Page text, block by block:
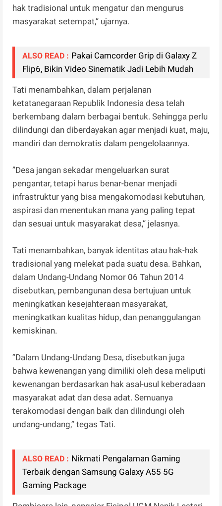
hak tradisional untuk mengatur dan mengurus
masyarakat setempat,” ujarnya.
ALSO READ : Pakai Camcorder Grip di Galaxy Z
Flip6, Bikin Video Sinematik Jadi Lebih Mudah
Tati menambahkan, dalam perjalanan
ketatanegaraan Republik Indonesia desa telah
berkembang dalam berbagai bentuk. Sehingga perlu
dilindungi dan diberdayakan agar menjadi kuat, maju,
mandiri dan demokratis dalam pengelolaannya.
”Desa jangan sekadar mengeluarkan surat
pengantar, tetapi harus benar-benar menjadi
infrastruktur yang bisa mengakomodasi kebutuhan,
aspirasi dan menentukan mana yang paling tepat
dan sesuai untuk masyarakat desa,” jelasnya.
Tati menambahkan, banyak identitas atau hak-hak
tradisional yang melekat pada suatu desa. Bahkan,
dalam Undang-Undang Nomor 06 Tahun 2014
disebutkan, pembangunan desa bertujuan untuk
meningkatkan kesejahteraan masyarakat,
meningkatkan kualitas hidup, dan penanggulangan
kemiskinan.
”Dalam Undang-Undang Desa, disebutkan juga
bahwa kewenangan yang dimiliki oleh desa meliputi
kewenangan berdasarkan hak asal-usul keberadaan
masyarakat adat dan desa adat. Semuanya
terakomodasi dengan baik dan dilindungi oleh
undang-undang,” tegas Tati.
ALSO READ : Nikmati Pengalaman Gaming
Terbaik dengan Samsung Galaxy A55 5G
Gaming Package